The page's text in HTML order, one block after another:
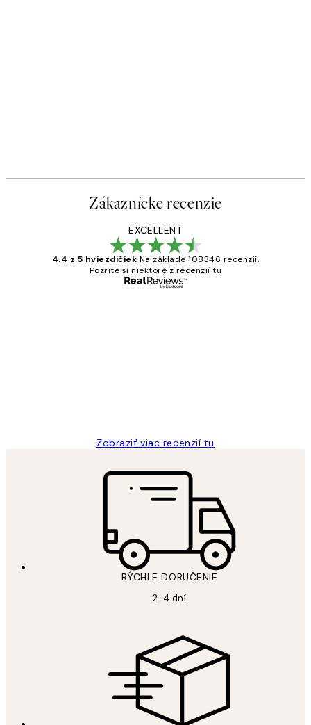
Zákaznícke recenzie
EXCELLENT
4.4 z 5 hviezdičiek Na základe 108346 recenzií.
Pozrite si niektoré z recenzií tu
Zobraziť viac recenzií tu
RÝCHLE DORUČENIE
2-4 dní